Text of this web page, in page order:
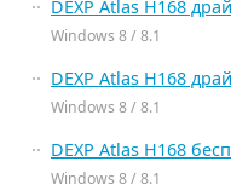
DEXP Atlas H168
Windows 8 / 8.1
DEXP Atlas H168
Windows 8 / 8.1
DEXP Atlas H168
Windows 8 / 8.1